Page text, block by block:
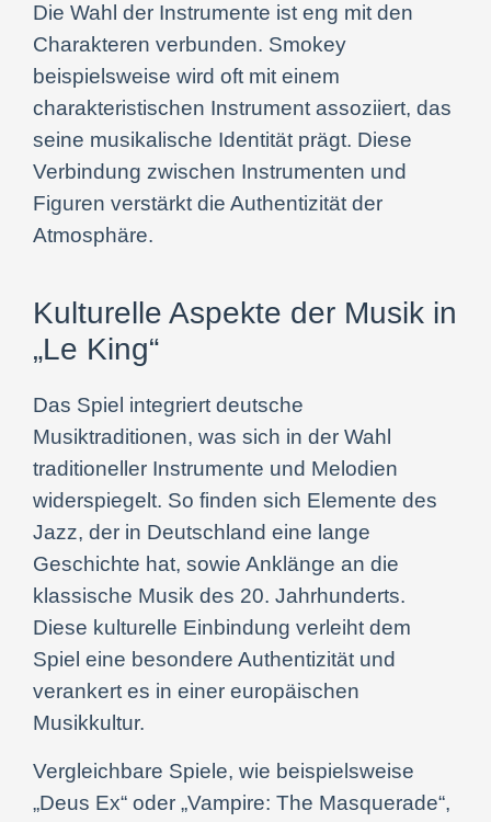
Die Wahl der Instrumente ist eng mit den
Charakteren verbunden. Smokey
beispielsweise wird oft mit einem
charakteristischen Instrument assoziiert, das
seine musikalische Identität prägt. Diese
Verbindung zwischen Instrumenten und
Figuren verstärkt die Authentizität der
Atmosphäre.
Kulturelle Aspekte der Musik in
„Le King“
Das Spiel integriert deutsche
Musiktraditionen, was sich in der Wahl
traditioneller Instrumente und Melodien
widerspiegelt. So finden sich Elemente des
Jazz, der in Deutschland eine lange
Geschichte hat, sowie Anklänge an die
klassische Musik des 20. Jahrhunderts.
Diese kulturelle Einbindung verleiht dem
Spiel eine besondere Authentizität und
verankert es in einer europäischen
Musikkultur.
Vergleichbare Spiele, wie beispielsweise
„Deus Ex“ oder „Vampire: The Masquerade“,